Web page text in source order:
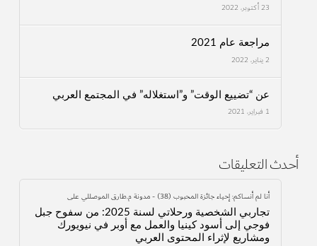
23 أكتوبر، 2022
مراجعة عام 2021
2 يناير، 2022
عن “تضييع الوقت” و”استغلاله” في المجتمع العربي
1 فبراير، 2021
أحدث التعليقات
أنا لم أنساكم: إحياء جائزة المحبوب (38) - مدونة م.طارق الموصللي على
تجاربي الشخصية ورحلاتي لسنة 2025: من سفوح جبل
فوجي إلى أسود كينيا والعمل مع أوبر في نيويورك
ومشاريع لإثراء المحتوى العربي